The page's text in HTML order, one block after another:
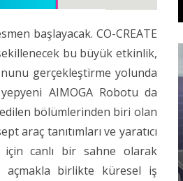
başlayacak. CO-CREATE
bu büyük etkinlik,
gerçekleştirme yolunda
AIMOGA Robotu da
bölümlerinden biri olan
araç tanıtımları ve yaratıcı
canlı bir sahne olarak
açmakla birlikte küresel iş